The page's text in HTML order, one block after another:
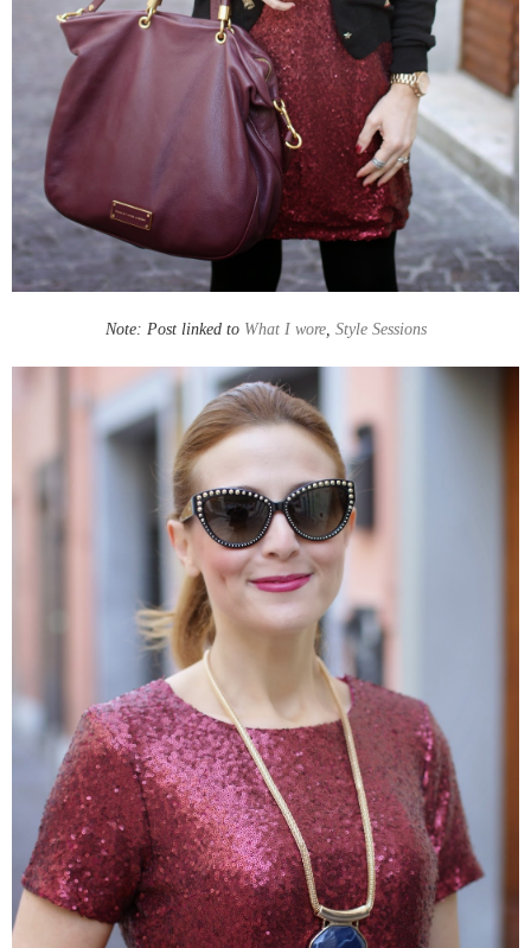
Note: Post linked to What I wore, Style Sessions